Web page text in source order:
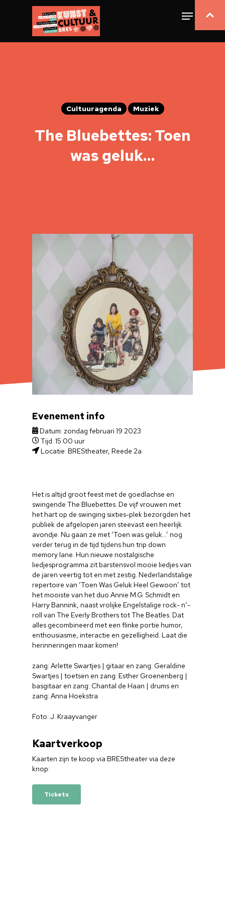
Cultuuragenda Muziek
The Bluebettes: Toen
was geluk…
Het is altijd groot feest met de goedlachse en
swingende The Bluebettes. De vijf vrouwen met
het hart op de swinging sixties-plek bezorgden het
publiek de afgelopen jaren steevast een heerlijk
avondje. Nu gaan ze met ‘Toen was geluk…’ nog
verder terug in de tijd tijdens hun trip down
memory lane. Hun nieuwe nostalgische
liedjesprogramma zit barstensvol mooie liedjes van
de jaren veertig tot en met zestig. Nederlandstalige
repertoire van ‘Toen Was Geluk Heel Gewoon’ tot
het mooiste van het duo Annie M.G. Schmidt en
Harry Bannink, naast vrolijke Engelstalige rock- n’-
roll van The Everly Brothers tot The Beatles. Dat
alles gecombineerd met een flinke portie humor,
enthousiasme, interactie en gezelligheid. Laat die
herinneringen maar komen!
zang: Arlette Swartjes | gitaar en zang: Geraldine
Swartjes | toetsen en zang: Esther Groenenberg |
basgitaar en zang: Chantal de Haan | drums en
zang: Anna Hoekstra
Foto: J. Kraayvanger
Kaartverkoop
Kaarten zijn te koop via BREStheater via deze
knop:
Tickets
Evenement info
Datum: zondag februari 19 2023
Tijd: 15:00 uur
Locatie: BREStheater, Reede 2a